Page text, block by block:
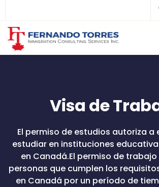
Visa de
El permiso de estudios autoriza a
estudiar en instituciones
en Canadá.El permiso de
personas que cumplen los
en Canadá por un período de